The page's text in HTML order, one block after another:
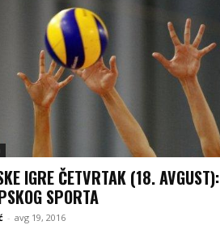
IGRE ČETVRTAK (18. AVGUST):
SPORTA
- avg 19, 2016